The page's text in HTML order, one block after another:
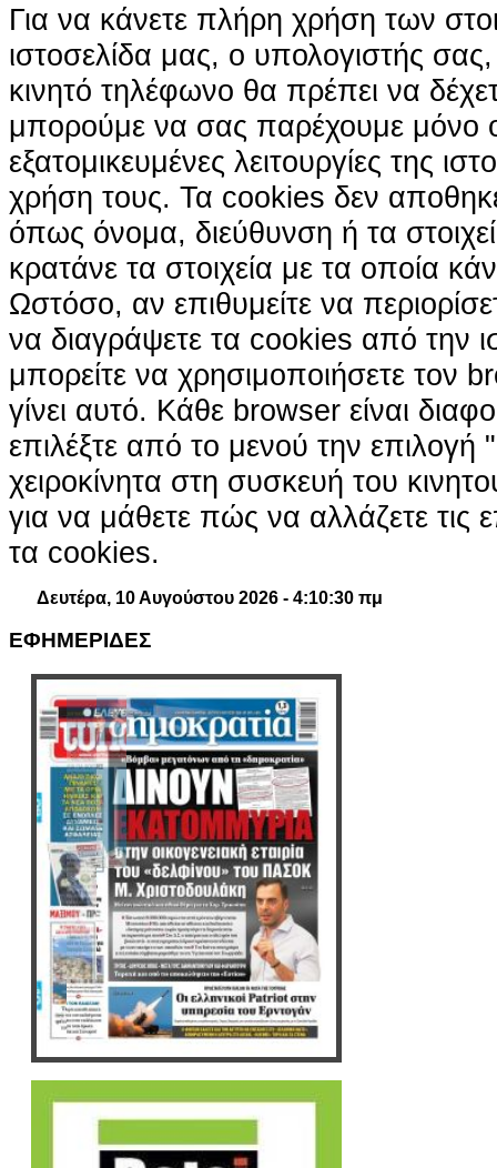
Για να κάνετε πλήρη χρήση των
ιστοσελίδα μας, ο υπολογιστής
κινητό τηλέφωνο θα πρέπει να
μπορούμε να σας παρέχουμε μόνο
εξατομικευμένες λειτουργίες της
χρήση τους. Τα cookies δεν
όπως όνομα, διεύθυνση ή τα
κρατάνε τα στοιχεία με τα οποία
Ωστόσο, αν επιθυμείτε να
να διαγράψετε τα cookies από την
μπορείτε να χρησιμοποιήσετε τον
γίνει αυτό. Κάθε browser είναι
επιλέξτε από το μενού την επιλογή
χειροκίνητα στη συσκευή του
για να μάθετε πώς να αλλάζετε τις
τα cookies.
Δευτέρα, 10 Αυγούστου 2026 - 4:10:31 πμ
ΕΦΗΜΕΡΙΔΕΣ